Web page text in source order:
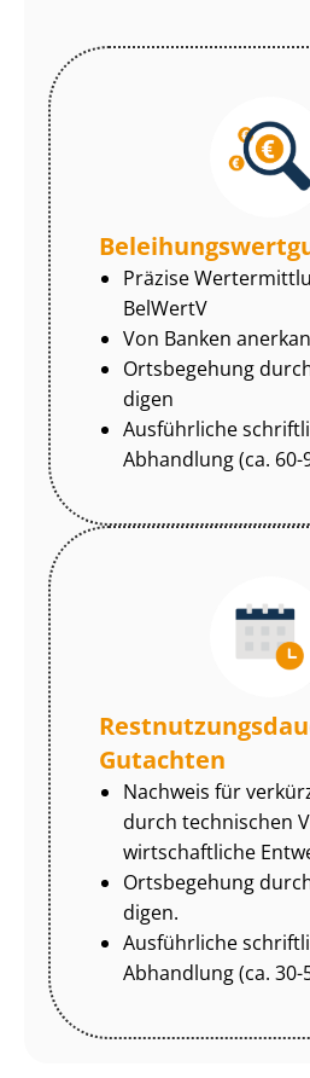
Präzise
BelWertV
Von Banken
Ortsbegehung
di­gen
Ausführliche
Abhandlung (ca. 60-
Gutachten
Nachweis für
durch technischen
wirtschaftliche
Ortsbegehung
di­gen.
Ausführliche
Abhandlung (ca. 30-